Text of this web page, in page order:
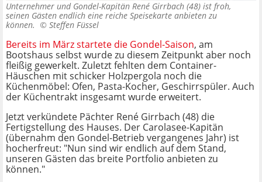
Unternehmer und Gondel-Kapitän René Girrbach (48) ist froh,
seinen Gästen endlich eine reiche Speisekarte anbieten zu
können. © Steffen Füssel
Bereits im März startete die Gondel-Saison, am
Bootshaus selbst wurde zu diesem Zeitpunkt aber noch
fleißig gewerkelt. Zuletzt fehlten dem Container-
Häuschen mit schicker Holzpergola noch die
Küchenmöbel: Ofen, Pasta-Kocher, Geschirrspüler. Auch
der Küchentrakt insgesamt wurde erweitert.
Jetzt verkündete Pächter René Girrbach (48) die
Fertigstellung des Hauses. Der Carolasee-Kapitän
(übernahm den Gondel-Betrieb vergangenes Jahr) ist
hocherfreut: "Nun sind wir endlich auf dem Stand,
unseren Gästen das breite Portfolio anbieten zu
können."